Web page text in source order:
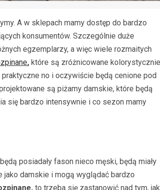
A w sklepach mamy dostęp do bardzo
konsumentów. Szczególnie duże
egzemplarzy, a więc wiele rozmaitych
, które są zróżnicowane kolorystycznie
no i oczywiście będą cenione pod
są piżamy damskie, które będą
się bardzo intensywnie i co sezon mamy
posiadały fason nieco męski, będą miały
jako damskie i mogą wyglądać bardzo
to trzeba się zastanowić nad tym,